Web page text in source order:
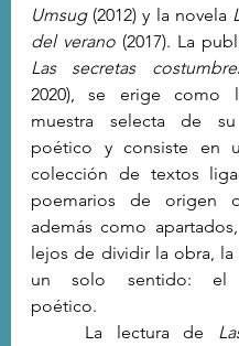
Umsug (2012) y la novela
del verano
Las secretas
2020), se erige como
muestra selecta de
poético y consiste en
colección de textos
poemarios de origen
además como
lejos de dividir la obra,
un solo sentido: el
poético.
	La lectura de